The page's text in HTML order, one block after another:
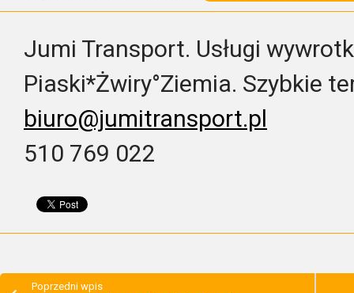
Jumi Transport. Usługi
Piaski*Żwiry°Ziemia. Szybkie
biuro@jumitransport.pl
510 769 022
Poprzedni wpis